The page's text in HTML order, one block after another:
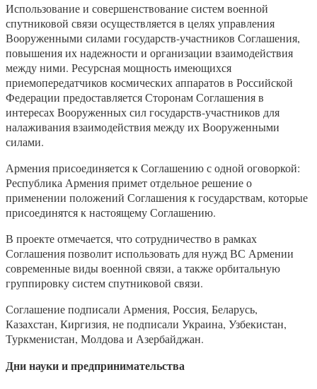
Использование и совершенствование систем военной
спутниковой связи осуществляется в целях управления
Вооруженными силами государств-участников Соглашения,
повышения их надежности и организации взаимодействия
между ними. Ресурсная мощность имеющихся
приемопередатчиков космических аппаратов в Российской
Федерации предоставляется Сторонам Соглашения в
интересах Вооруженных сил государств-участников для
налаживания взаимодействия между их Вооруженными
силами.
Армения присоединяется к Соглашению с одной оговоркой:
Республика Армения примет отдельное решение о
применении положений Соглашения к государствам, которые
присоединятся к настоящему Соглашению.
В проекте отмечается, что сотрудничество в рамках
Соглашения позволит использовать для нужд ВС Армении
современные виды военной связи, а также орбитальную
группировку систем спутниковой связи.
Соглашение подписали Армения, Россия, Беларусь,
Казахстан, Киргизия, не подписали Украина, Узбекистан,
Туркменистан, Молдова и Азербайджан.
Дни науки и предпринимательства